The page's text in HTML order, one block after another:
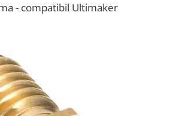
- compatibil Ultimaker